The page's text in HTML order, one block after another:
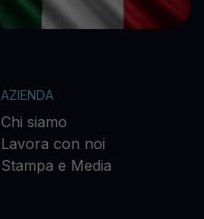
AZIENDA
Chi siamo
Lavora con noi
Stampa e Media